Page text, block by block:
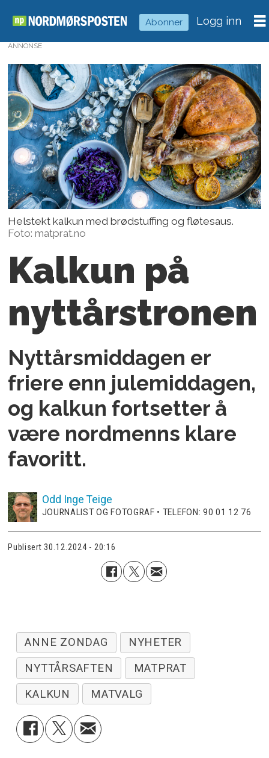
Abonner Logg inn
ANNONSE
Helstekt kalkun med brødstuffing og fløtesaus.
Foto: matprat.no
Kalkun på
nyttårstronen
Nyttårsmiddagen er
friere enn julemiddagen,
og kalkun fortsetter å
være nordmenns klare
favoritt.
Odd Inge Teige
JOURNALIST OG FOTOGRAF • TELEFON: 90 01 12 76
Publisert 30.12.2024 - 20:16
ANNE ZONDAG
NYHETER
NYTTÅRSAFTEN
MATPRAT
KALKUN
MATVALG